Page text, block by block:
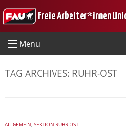
to
Freie Arbeiter*innen
Menu
TAG ARCHIVES: RUHR-OST
ALLGEMEIN, SEKTION RUHR-OST